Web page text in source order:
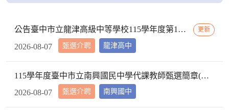
甄選介聘
公告臺中市立龍津高級中等學校115學年度第1次公告第10次招考代理教師甄選錄取名單，後續辦理第1次公告第11次招考(招考類別：國中國文、公民) 更新
龍津高中
2026-08-07
甄選介聘
115學年度臺中市立南興國民中學代課教師甄選簡章(一次公告分次招考)第1次代課教師招考結果名暨續辦第4次招考公告
南興國中
2026-08-07